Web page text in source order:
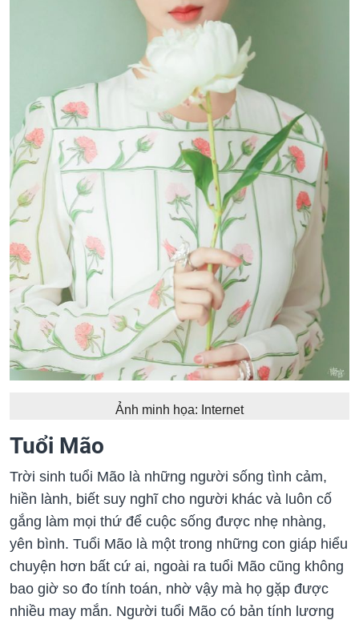
Ảnh minh họa: Internet
Tuổi Mão
Trời sinh tuổi Mão là những người sống tình cảm,
hiền lành, biết suy nghĩ cho người khác và luôn cố
gắng làm mọi thứ để cuộc sống được nhẹ nhàng,
yên bình. Tuổi Mão là một trong những con giáp hiểu
chuyện hơn bất cứ ai, ngoài ra tuổi Mão cũng không
bao giờ so đo tính toán, nhờ vậy mà họ gặp được
nhiều may mắn. Người tuổi Mão có bản tính lương